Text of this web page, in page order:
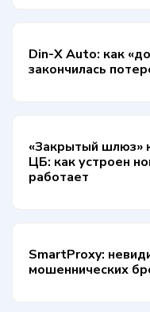
Din-X Auto: как
закончилась
«Закрытый шлюз»
ЦБ: как устроен
работает
SmartProxy:
мошеннических